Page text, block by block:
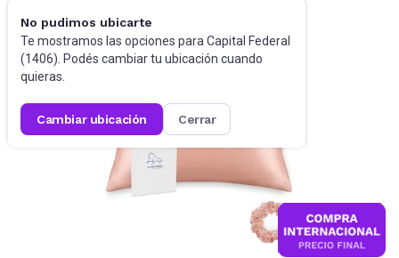
No pudimos ubicarte
Te mostramos las opciones para Capital Federal
(1406). Podés cambiar tu ubicación cuando
quieras.
cambiar ubicación cerrar
Ropa de cama Fundas de almohadas